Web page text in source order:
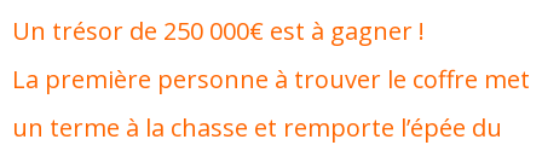
Un trésor de 250 000€ est à gagner !
La première personne à trouver le coffre met
un terme à la chasse et remporte l’épée du